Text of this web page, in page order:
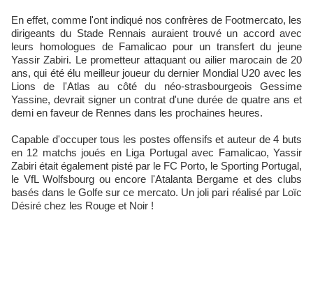
En effet, comme l'ont indiqué nos confrères de Footmercato, les
dirigeants du Stade Rennais auraient trouvé un accord avec
leurs homologues de Famalicao pour un transfert du jeune
Yassir Zabiri. Le prometteur attaquant ou ailier marocain de 20
ans, qui été élu meilleur joueur du dernier Mondial U20 avec les
Lions de l'Atlas au côté du néo-strasbourgeois Gessime
Yassine, devrait signer un contrat d'une durée de quatre ans et
demi en faveur de Rennes dans les prochaines heures.
Capable d'occuper tous les postes offensifs et auteur de 4 buts
en 12 matchs joués en Liga Portugal avec Famalicao, Yassir
Zabiri était également pisté par le FC Porto, le Sporting Portugal,
le VfL Wolfsbourg ou encore l'Atalanta Bergame et des clubs
basés dans le Golfe sur ce mercato. Un joli pari réalisé par Loïc
Désiré chez les Rouge et Noir !